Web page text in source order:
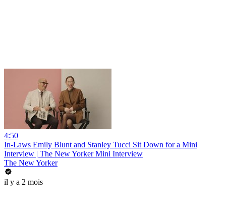
4:50
In-Laws Emily Blunt and Stanley Tucci Sit Down for a Mini
Interview | The New Yorker Mini Interview
The New Yorker
il y a 2 mois